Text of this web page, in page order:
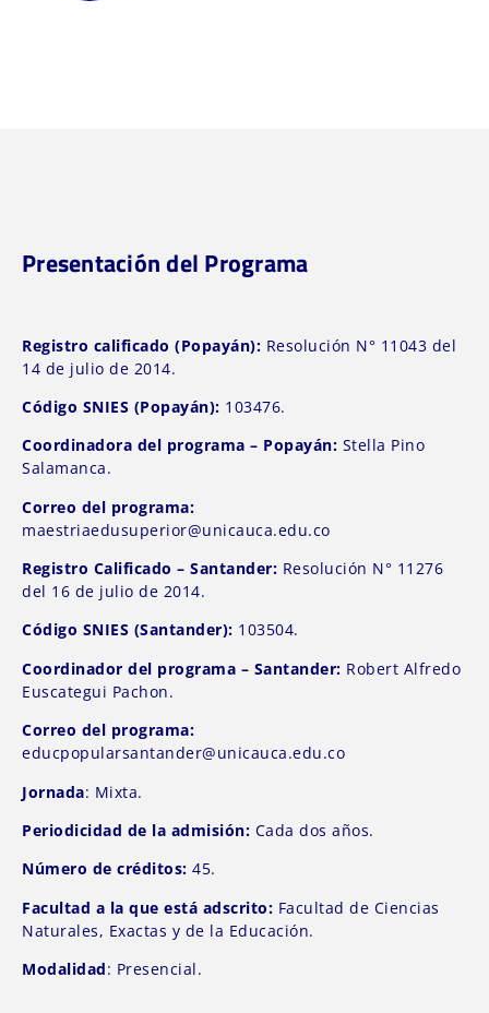
Presentación del Programa
Registro calificado (Popayán): Resolución N° 11043 del
14 de julio de 2014.
Código SNIES (Popayán): 103476.
Coordinadora del programa – Popayán: Stella Pino
Salamanca.
Correo del programa:
maestriaedusuperior@unicauca.edu.co
Registro Calificado – Santander: Resolución N° 11276
del 16 de julio de 2014.
Código SNIES (Santander): 103504.
Coordinador del programa – Santander: Robert Alfredo
Euscategui Pachon.
Correo del programa:
educpopularsantander@unicauca.edu.co
Jornada: Mixta.
Periodicidad de la admisión: Cada dos años.
Número de créditos: 45.
Facultad a la que está adscrito: Facultad de Ciencias
Naturales, Exactas y de la Educación.
Modalidad: Presencial.